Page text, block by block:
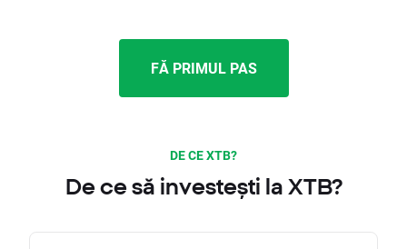
FĂ PRIMUL PAS
DE CE XTB?
De ce să investești la XTB?